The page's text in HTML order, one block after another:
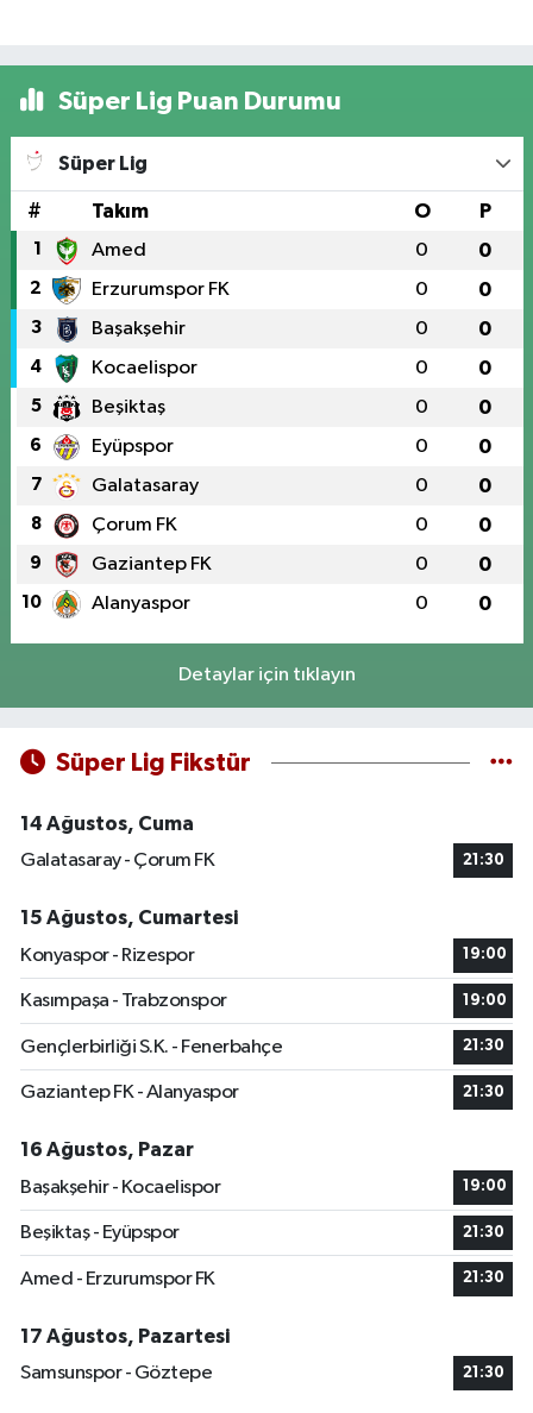
Süper Lig Puan Durumu
Süper Lig
# Takım O P
1 Amed 0 0
2 Erzurumspor FK 0 0
3 Başakşehir 0 0
4 Kocaelispor 0 0
5 Beşiktaş 0 0
6 Eyüpspor 0 0
7 Galatasaray 0 0
8 Çorum FK 0 0
9 Gaziantep FK 0 0
10 Alanyaspor 0 0
Detaylar için tıklayın
Süper Lig Fikstür
14 Ağustos, Cuma
Galatasaray - Çorum FK
21:30
15 Ağustos, Cumartesi
Konyaspor - Rizespor
19:00
Kasımpaşa - Trabzonspor 19:00
Gençlerbirliği S.K. - Fenerbahçe 21:30
Gaziantep FK - Alanyaspor 21:30
16 Ağustos, Pazar
Başakşehir - Kocaelispor
19:00
Beşiktaş - Eyüpspor 21:30
Amed - Erzurumspor FK 21:30
17 Ağustos, Pazartesi
Samsunspor - Göztepe
21:30